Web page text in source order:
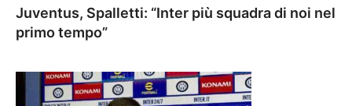
Juventus, Spalletti: “Inter più squadra di noi nel
primo tempo”